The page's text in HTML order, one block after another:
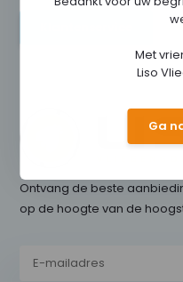
Ontvang de beste
op de hoogte van de
Met
Liso
Ga